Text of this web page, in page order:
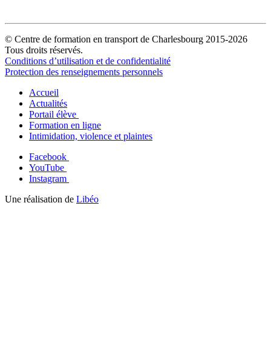
© Centre de formation en transport de Charlesbourg 2015-2026
Tous droits réservés.
Conditions d’utilisation et de confidentialité
Protection des renseignements personnels
Accueil
Actualités
Portail élève
Formation en ligne
Intimidation, violence et plaintes
Facebook
YouTube
Instagram
Une réalisation de Libéo